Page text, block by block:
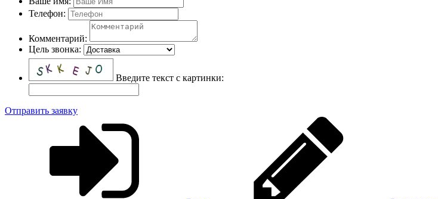
Телефон:
Комментарий:
Цель звонка:
Введите текст с картинки:
Отправить заявку